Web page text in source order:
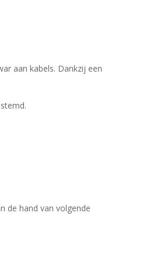
aan kabels. Dankzij een
de hand van volgende